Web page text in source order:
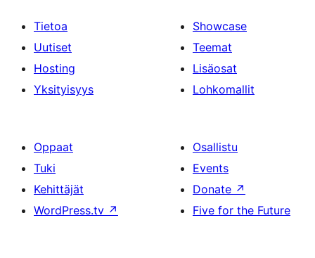
Tietoa
Uutiset
Hosting
Yksityisyys
Showcase
Teemat
Lisäosat
Lohkomallit
Oppaat
Tuki
Kehittäjät
WordPress.tv ↗
Osallistu
Events
Donate ↗
Five for the Future